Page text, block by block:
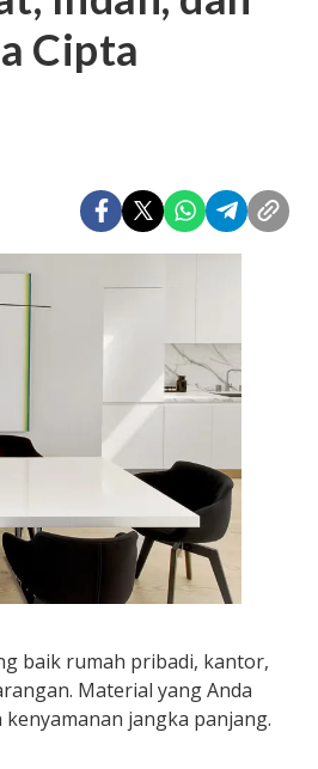
Cipta
baik rumah pribadi, kantor,
Material yang Anda
jangka panjang.